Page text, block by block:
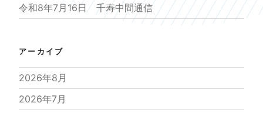
令和8年7月16日 千寿中間通信
アーカイブ
2026年8月
2026年7月